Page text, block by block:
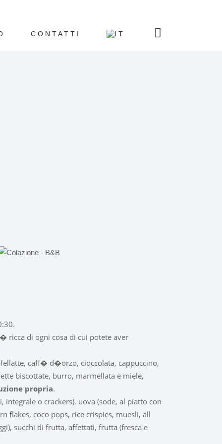
CONTATTI
ricca di ogni cosa di cui potete aver
caff� d�orzo, cioccolata, cappuccino,
biscottate, burro, marmellata e miele,
propria.
integrale o crackers), uova (sode, al piatto con
flakes, coco pops, rice crispies, muesli, all
succhi di frutta, affettati, frutta (fresca e